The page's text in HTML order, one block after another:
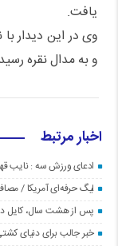
یافت.
و به مدال نقره
اخبار مرتبط
ادعای ورزش سه : نایب
لیگ حرفه‌ای آمریکا /
پس از هشت سال، کایل
خبر جالب برای دنیای